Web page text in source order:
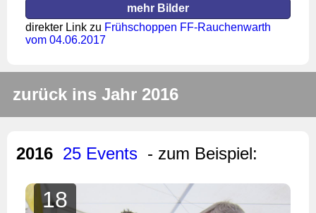
mehr Bilder
direkter Link zu Frühschoppen FF-Rauchenwarth
vom 04.06.2017
zurück ins Jahr 2016
2016 25 Events - zum Beispiel:
18